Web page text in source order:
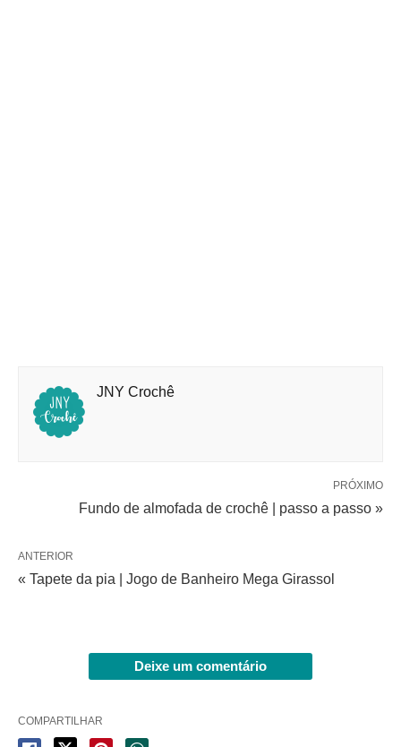
JNY Crochê
PRÓXIMO
Fundo de almofada de crochê | passo a passo »
ANTERIOR
« Tapete da pia | Jogo de Banheiro Mega Girassol
Deixe um comentário
COMPARTILHAR